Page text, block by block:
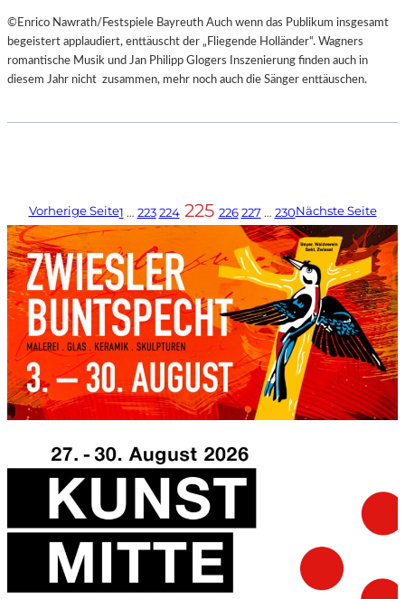
©Enrico Nawrath/Festspiele Bayreuth Auch wenn das Publikum insgesamt
begeistert applaudiert, enttäuscht der „Fliegende Holländer“. Wagners
romantische Musik und Jan Philipp Glogers Inszenierung finden auch in
diesem Jahr nicht zusammen, mehr noch auch die Sänger enttäuschen.
Vorherige Seite1 … 223 224 225 226 227 … 230Nächste Seite